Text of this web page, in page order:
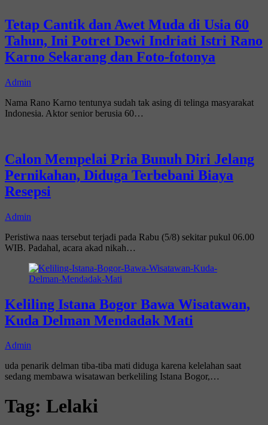
Tetap Cantik dan Awet Muda di Usia 60
Tahun, Ini Potret Dewi Indriati Istri Rano
Karno Sekarang dan Foto-fotonya
Admin
Nama Rano Karno tentunya sudah tak asing di telinga masyarakat
Indonesia. Aktor senior berusia 60…
Calon Mempelai Pria Bunuh Diri Jelang
Pernikahan, Diduga Terbebani Biaya
Resepsi
Admin
Peristiwa naas tersebut terjadi pada Rabu (5/8) sekitar pukul 06.00
WIB. Padahal, acara akad nikah…
Keliling Istana Bogor Bawa Wisatawan,
Kuda Delman Mendadak Mati
Admin
uda penarik delman tiba-tiba mati diduga karena kelelahan saat
sedang membawa wisatawan berkeliling Istana Bogor,…
Tag: Lelaki